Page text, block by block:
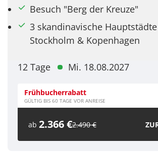
Besuch "Berg der Kreuze"
3 skandinavische
Stockholm & Kopenhagen
12 Tage Mi. 18.08.2027
Frühbucherrabatt
GÜLTIG BIS 60 TAGE VOR ANREISE
ab 2.366 €2.490 €